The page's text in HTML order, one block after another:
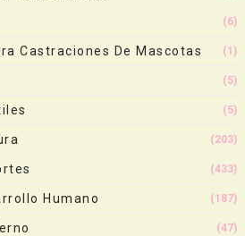
(6)
Castraciones De Mascotas (1)
(5)
(5)
(203)
(433)
Humano (187)
(47)